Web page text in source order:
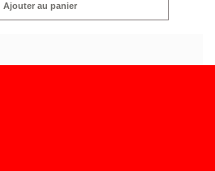
Ajouter au panier